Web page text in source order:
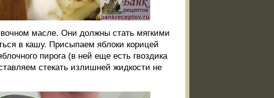
масле. Они должны стать мягкими
в кашу. Присыпаем яблоки корицей
пирога (в ней еще есть гвоздика
стекать излишней жидкости не